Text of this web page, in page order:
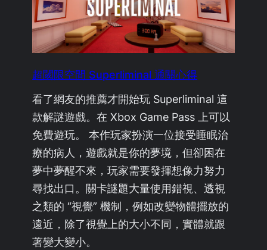
超閾限空間 Superliminal 通關心得
看了網友的推薦才開始玩 Superliminal 這
款解謎遊戲。在 Xbox Game Pass 上可以
免費遊玩。 本作玩家扮演一位接受睡眠治
療的病人，遊戲就是你的夢境，但卻困在
夢中夢醒不來，玩家需要發揮想像力努力
尋找出口。關卡謎題大量使用錯視、透視
之類的 “視覺” 機制，例如改變物體擺放的
遠近，除了視覺上的大小不同，實體就跟
著變大變小。